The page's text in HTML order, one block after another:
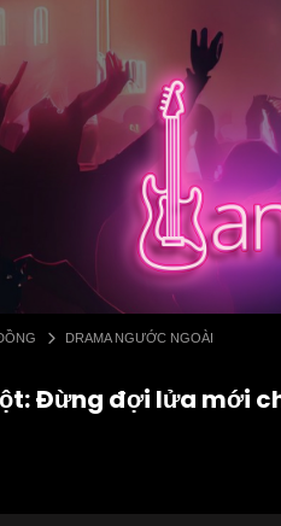
DRAMA NGƯỚC NGOÀI
Đừng đợi lửa mới